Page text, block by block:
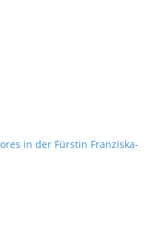
in der Fürstin Franziska-